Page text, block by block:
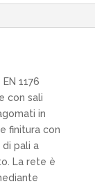
1176
con sali
in
finitura con
pali a
La rete è